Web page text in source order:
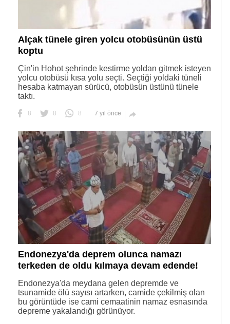
Alçak tünele giren yolcu otobüsünün üstü
koptu
Çin'in Hohot şehrinde kestirme yoldan gitmek isteyen
yolcu otobüsü kısa yolu seçti. Seçtiği yoldaki tüneli
hesaba katmayan sürücü, otobüsün üstünü tünele
taktı.
8 8 8 7 yıl önce 
Endonezya'da deprem olunca namazı
terkeden de oldu kılmaya devam edende!
Endonezya'da meydana gelen depremde ve
tsunamide ölü sayısı artarken, camide çekilmiş olan
bu görüntüde ise cami cemaatinin namaz esnasında
depreme yakalandığı görünüyor.